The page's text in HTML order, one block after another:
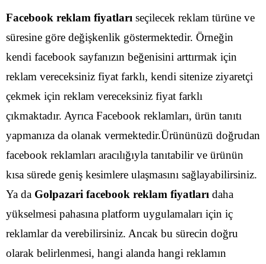
Facebook reklam fiyatları seçilecek reklam türüne ve
süresine göre değişkenlik göstermektedir. Örneğin
kendi facebook sayfanızın beğenisini arttırmak için
reklam vereceksiniz fiyat farklı, kendi sitenize ziyaretçi
çekmek için reklam vereceksiniz fiyat farklı
çıkmaktadır. Ayrıca Facebook reklamları, ürün tanıtı
yapmanıza da olanak vermektedir.Ürününüzü doğrudan
facebook reklamları aracılığıyla tanıtabilir ve ürünün
kısa sürede geniş kesimlere ulaşmasını sağlayabilirsiniz.
Ya da Golpazari facebook reklam fiyatları daha
yükselmesi pahasına platform uygulamaları için iç
reklamlar da verebilirsiniz. Ancak bu sürecin doğru
olarak belirlenmesi, hangi alanda hangi reklamın